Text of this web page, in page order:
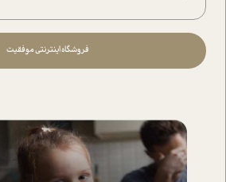
فروشگاه اینترنتی موفقیت